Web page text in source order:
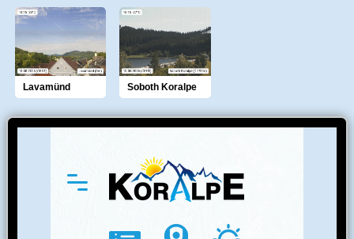
Lavamünd Soboth Koralpe